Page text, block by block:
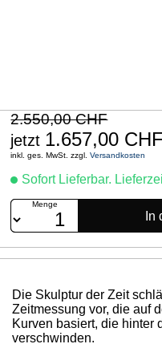
2.550,00 CHF
jetzt 1.657,00 CHF
inkl. ges. MwSt. zzgl.Versandkosten
Sofort Lieferbar.
Menge
Die Skulptur der Zeit
Zeitmessung vor, die auf
Kurven basiert, die hinter
verschwinden.